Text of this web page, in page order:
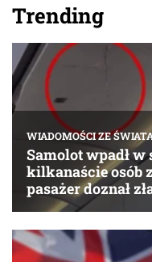
Trending